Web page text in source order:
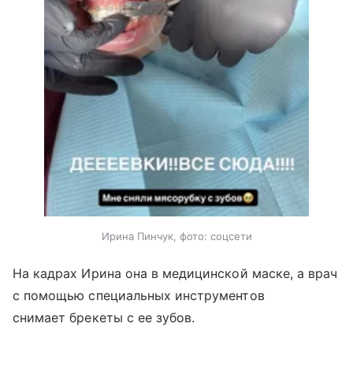
Ирина Пинчук, фото: соцсети
На кадрах Ирина она в медицинской маске, а врач
с помощью специальных инструментов
снимает брекеты с ее зубов.